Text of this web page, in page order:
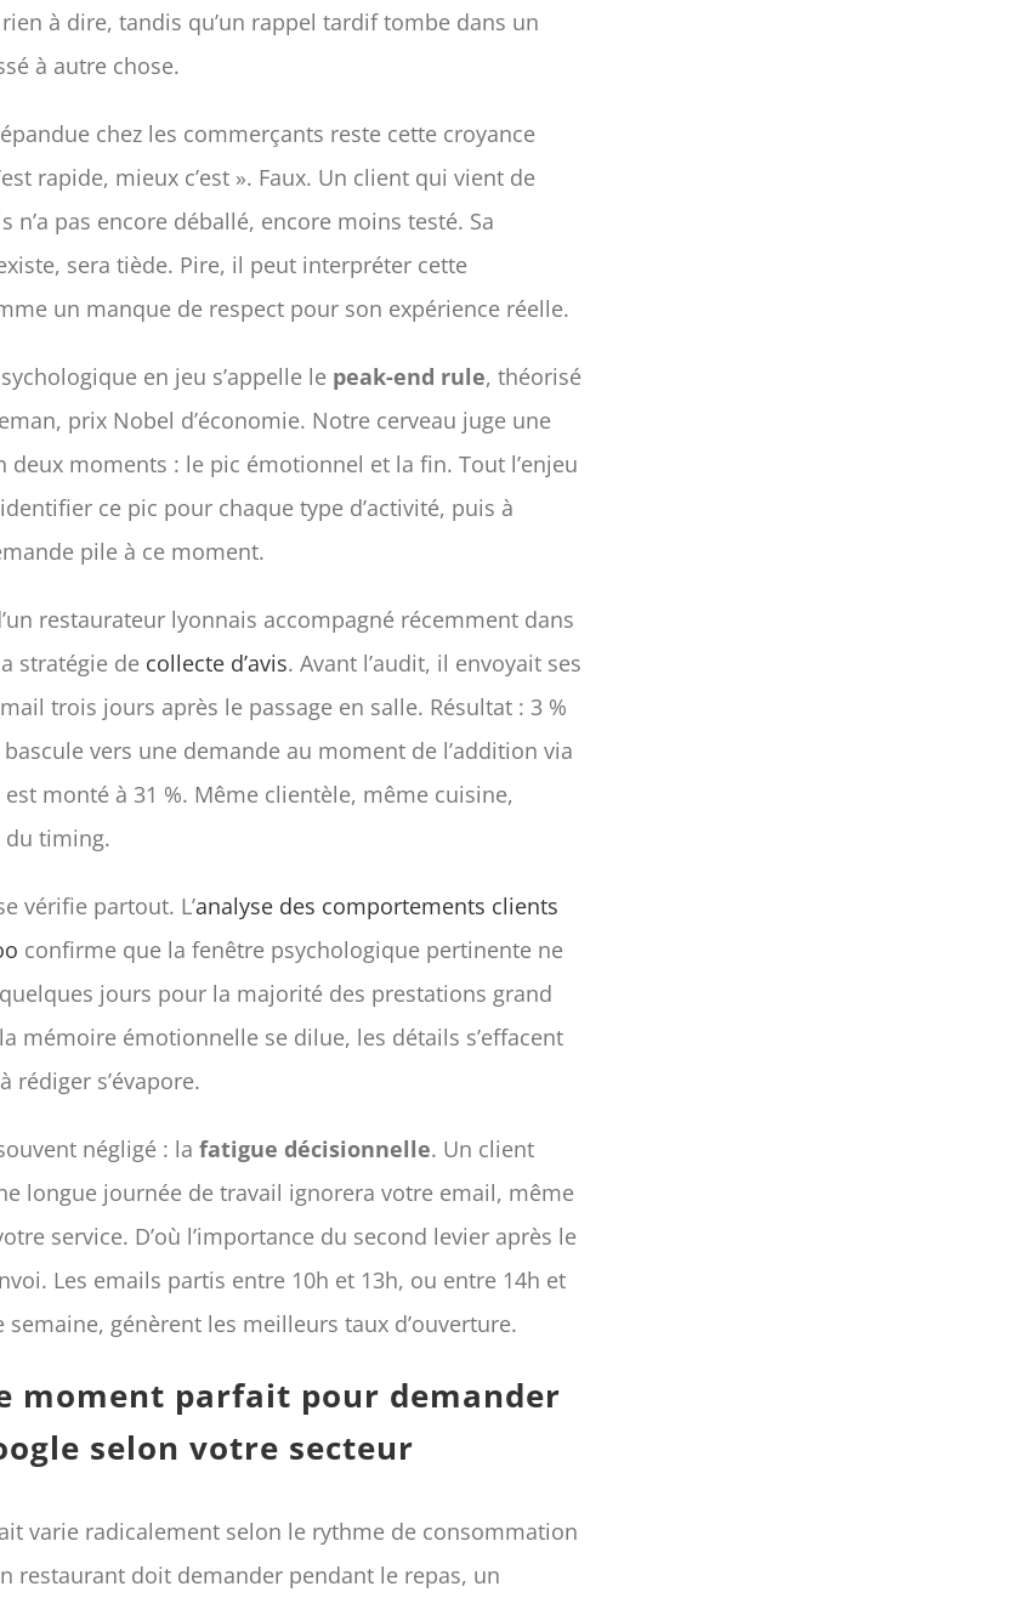
à dire, tandis qu’un rappel tardif tombe dans un
à autre chose.
chez les commerçants reste cette croyance
rapide, mieux c’est ». Faux. Un client qui vient de
n’a pas encore déballé, encore moins testé. Sa
sera tiède. Pire, il peut interpréter cette
un manque de respect pour son expérience réelle.
en jeu s’appelle le peak-end rule, théorisé
prix Nobel d’économie. Notre cerveau juge une
deux moments : le pic émotionnel et la fin. Tout l’enjeu
ce pic pour chaque type d’activité, puis à
pile à ce moment.
restaurateur lyonnais accompagné récemment dans
stratégie de collecte d’avis. Avant l’audit, il envoyait ses
trois jours après le passage en salle. Résultat : 3 %
vers une demande au moment de l’addition via
est monté à 31 %. Même clientèle, même cuisine,
du timing.
vérifie partout. L’analyse des comportements clients
confirme que la fenêtre psychologique pertinente ne
jours pour la majorité des prestations grand
mémoire émotionnelle se dilue, les détails s’effacent
rédiger s’évapore.
négligé : lafatigue décisionnelle. Un client
longue journée de travail ignorera votre email, même
service. D’où l’importance du second levier après le
Les emails partis entre 10h et 13h, ou entre 14h et
semaine, génèrent les meilleurs taux d’ouverture.
moment parfait pour demander
selon votre secteur
varie radicalement selon le rythme de consommation
restaurant doit demander pendant le repas, un